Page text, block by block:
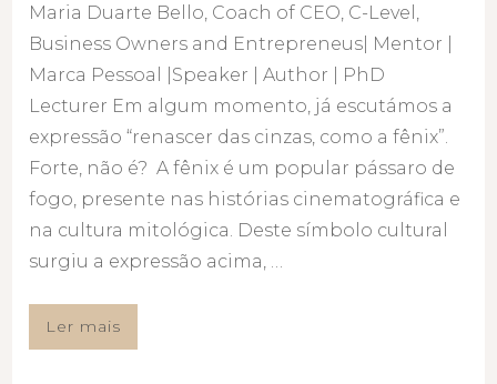
Maria Duarte Bello, Coach of CEO, C-Level,
Business Owners and Entrepreneus| Mentor |
Marca Pessoal |Speaker | Author | PhD
Lecturer Em algum momento, já escutámos a
expressão “renascer das cinzas, como a fênix”.
Forte, não é? A fênix é um popular pássaro de
fogo, presente nas histórias cinematográfica e
na cultura mitológica. Deste símbolo cultural
surgiu a expressão acima, …
Ler mais